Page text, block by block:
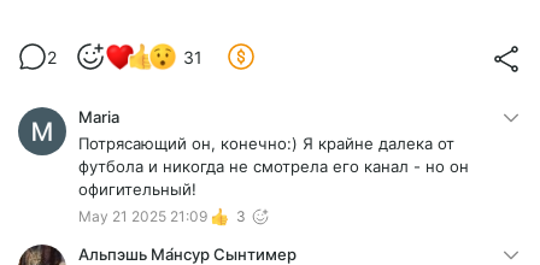
2 31
Maria
Потрясающий он, конечно:) Я крайне далека от
футбола и никогда не смотрела его канал - но он
офигительный!
May 21 2025 21:09 3
Альпэшь Ма́нсур Сынтимер